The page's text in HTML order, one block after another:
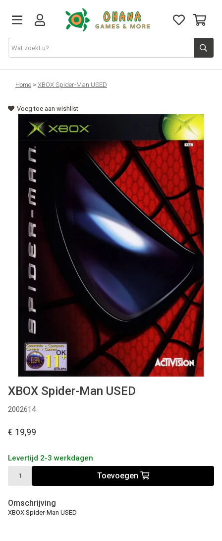
TCG
Merch
Funko
PlayStation
Nintendo
Xbox
Used
Accessoires
Board Games
Cadeaubon
Inkoop
Home > XBOX Spider-Man USED
Voeg toe aan wishlist
XBOX Spider-Man USED
2002614
€ 19,99
Levertijd 2-3 werkdagen
Toevoegen
Omschrijving
XBOX Spider-Man USED